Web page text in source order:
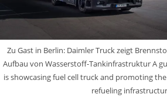
Zu Gast in Berlin: Daimler Truck zeigt
Aufbau von Wasserstoff-Tankinfrastruktur A
is showcasing fuel cell truck and promoting
refueling